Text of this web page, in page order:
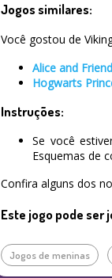
Jogos similares:
Você gostou de
Alice and
Hogwarts
Instruções:
Se você
Esquemas de
Confira alguns dos
Este jogo pode ser
Jogos de meninas